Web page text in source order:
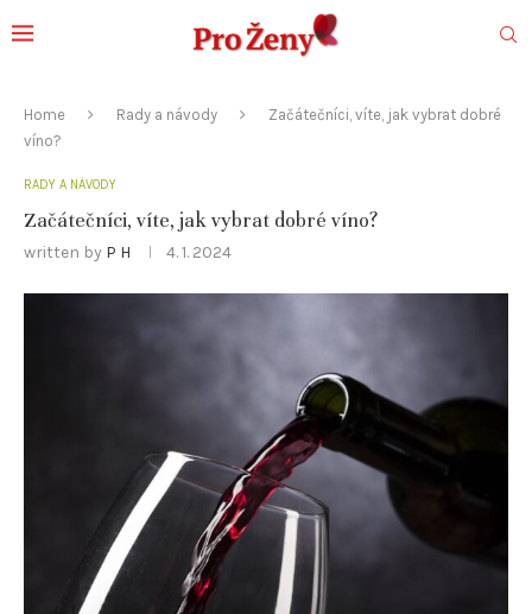
Home Rady a návody
Začátečníci, víte, jak vybrat dobré
víno?
RADY A NÁVODY
Začátečníci, víte, jak vybrat dobré víno?
written by P H 4. 1. 2024